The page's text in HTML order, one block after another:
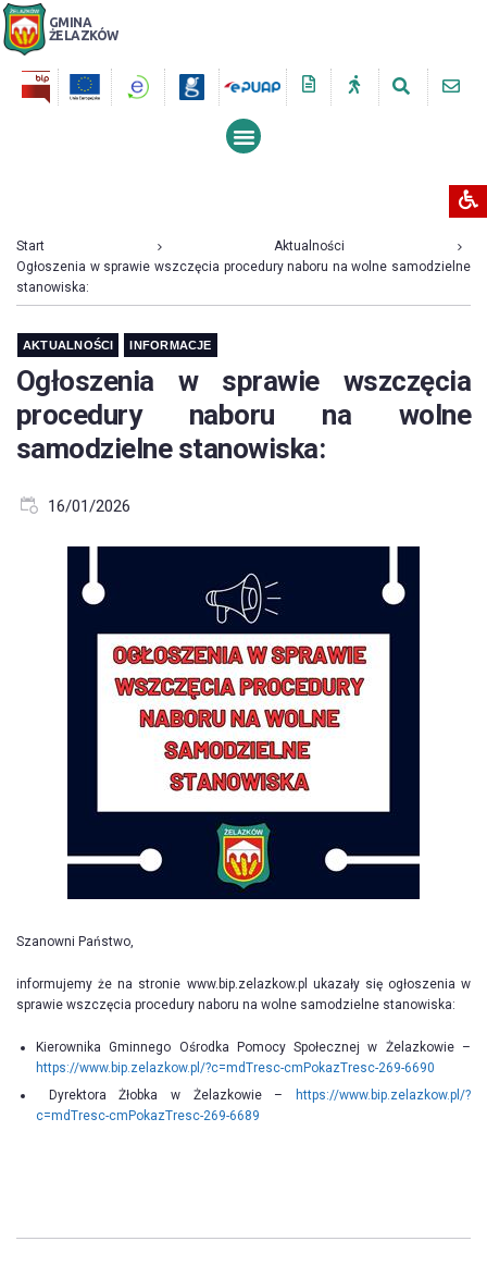
GMINA
ŻELAZKÓW
Start
Aktualności
Ogłoszenia w sprawie wszczęcia procedury naboru na wolne samodzielne
stanowiska:
AKTUALNOŚCI INFORMACJE
Ogłoszenia w sprawie wszczęcia
procedury naboru na wolne
samodzielne stanowiska:
16/01/2026
Szanowni Państwo,
informujemy że na stronie www.bip.zelazkow.pl ukazały się ogłoszenia w
sprawie wszczęcia procedury naboru na wolne samodzielne stanowiska:
Kierownika Gminnego Ośrodka Pomocy Społecznej w Żelazkowie –
https://www.bip.zelazkow.pl/?c=mdTresc-cmPokazTresc-269-6690
Dyrektora Żłobka w Żelazkowie –
https://www.bip.zelazkow.pl/?
c=mdTresc-cmPokazTresc-269-6689